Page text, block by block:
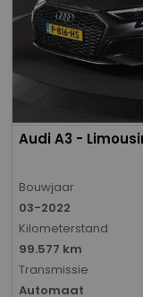
Audi A3 -
Bouwjaar
03-2022
Kilometerstand
99.577 km
Transmissie
Automaat